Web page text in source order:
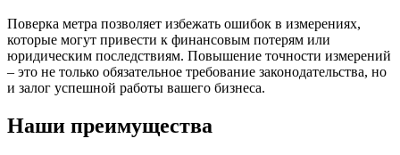
Поверка метра позволяет избежать ошибок в измерениях,
которые могут привести к финансовым потерям или
юридическим последствиям. Повышение точности измерений
– это не только обязательное требование законодательства, но
и залог успешной работы вашего бизнеса.
Наши преимущества